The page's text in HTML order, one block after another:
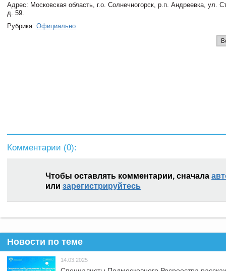
Адрес: Московская область, г.о. Солнечногорск, р.п. Андреевка, ул.
д. 59.
Рубрика: Официально
Комментарии (0):
Чтобы оставлять комментарии, сначала
или зарегистрируйтесь
Новости по теме
14.03.2025